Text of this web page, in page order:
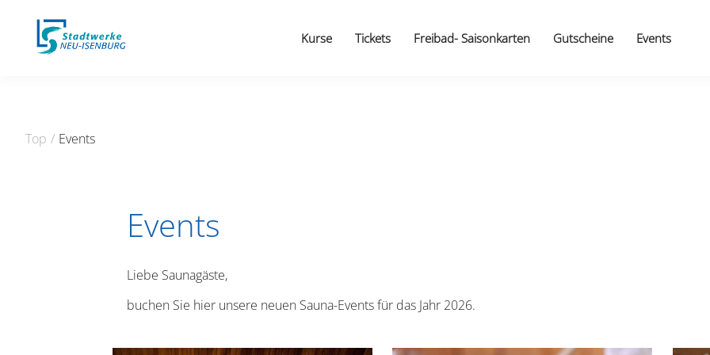
Kurse Tickets Freibad- Saisonkarten Gutscheine Events
Top / Events
Events
Liebe Saunagäste,
buchen Sie hier unsere neuen Sauna-Events für das Jahr 2026.